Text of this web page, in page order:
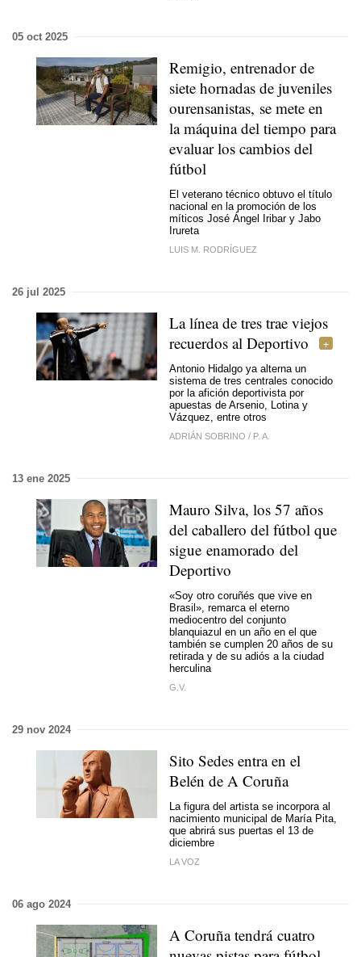
05 oct 2025
Remigio, entrenador de
siete hornadas de juveniles
ourensanistas, se mete en
la máquina del tiempo para
evaluar los cambios del
fútbol
El veterano técnico obtuvo el título
nacional en la promoción de los
míticos José Ángel Iribar y Jabo
Irureta
LUIS M. RODRÍGUEZ
26 jul 2025
La línea de tres trae viejos
recuerdos al Deportivo
Antonio Hidalgo ya alterna un
sistema de tres centrales conocido
por la afición deportivista por
apuestas de Arsenio, Lotina y
Vázquez, entre otros
ADRIÁN SOBRINO / P. A.
13 ene 2025
Mauro Silva, los 57 años
del caballero del fútbol que
sigue enamorado del
Deportivo
«Soy otro coruñés que vive en
Brasil», remarca el eterno
mediocentro del conjunto
blanquiazul en un año en el que
también se cumplen 20 años de su
retirada y de su adiós a la ciudad
herculina
G.V.
29 nov 2024
Sito Sedes entra en el
Belén de A Coruña
La figura del artista se incorpora al
nacimiento municipal de María Pita,
que abrirá sus puertas el 13 de
diciembre
LA VOZ
06 ago 2024
A Coruña tendrá cuatro